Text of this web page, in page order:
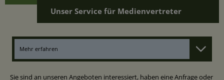
Unser Service für Medienvertreter
Sie sind an unseren Angeboten interessiert, haben eine Anfrage oder
Mehr erfahren